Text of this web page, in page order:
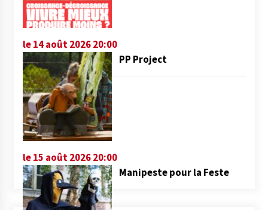
le 14 août 2026 20:00
PP Project
le 15 août 2026 20:00
Manipeste pour la Feste